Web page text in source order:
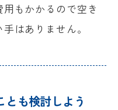
もかかるので空き
はありません。
とも検討しよう